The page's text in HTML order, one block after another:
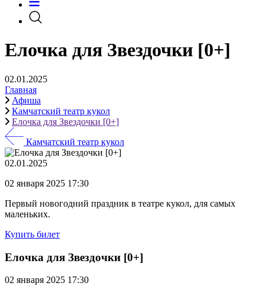
Елочка для Звездочки [0+]
02.01.2025
Главная
Афиша
Камчатский театр кукол
Елочка для Звездочки [0+]
Камчатский театр кукол
02.01.2025
02 января 2025 17:30
Первый новогодний праздник в театре кукол, для самых
маленьких.
Купить билет
Елочка для Звездочки [0+]
02 января 2025 17:30